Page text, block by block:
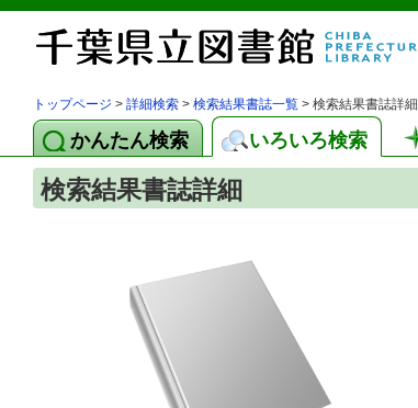
トップページ > 詳細検索 > 検索結果書誌一覧 > 検索結果書誌詳細
かんたん検索 いろいろ検索
検索結果書誌詳細